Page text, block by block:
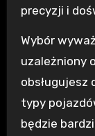
precyzji i
Wybór
uzależniony
obsługujesz
typy
będzie